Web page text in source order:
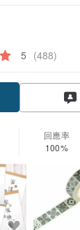
5 (488)
回應率
100%